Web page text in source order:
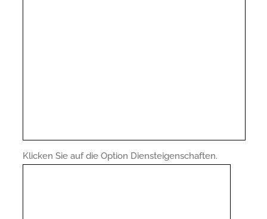
Klicken Sie auf die Option Diensteigenschaften.